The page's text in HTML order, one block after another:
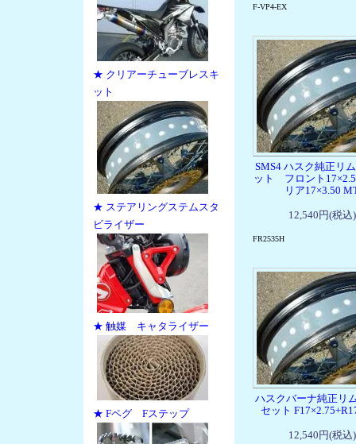
★ クリアーチューブレスキ
ット
★ ステアリングステムスタ
ビライザー
★ 触媒 キャタライザー
★ Fペグ Fステップ
F-VP4-EX
SMS4 ハスク純正リ
ット フロント
リア17×3.50
12,540円(税込)
FR2535H
ハスクバーナ純正リ
セット
12,540円(税込)